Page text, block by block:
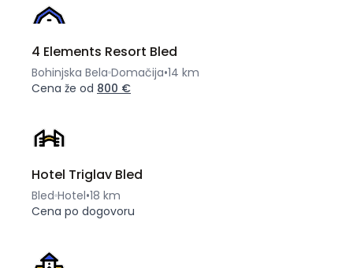
4 Elements Resort Bled
Bohinjska Bela Domačija•14 km
Cena že od 800 €
Hotel Triglav Bled
Bled Hotel•18 km
Cena po dogovoru